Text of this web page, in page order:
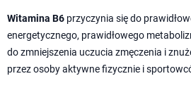
Witamina B6 przyczynia się do
energetycznego, prawidłowego
do zmniejszenia uczucia zmęczenia i
przez osoby aktywne fizycznie i